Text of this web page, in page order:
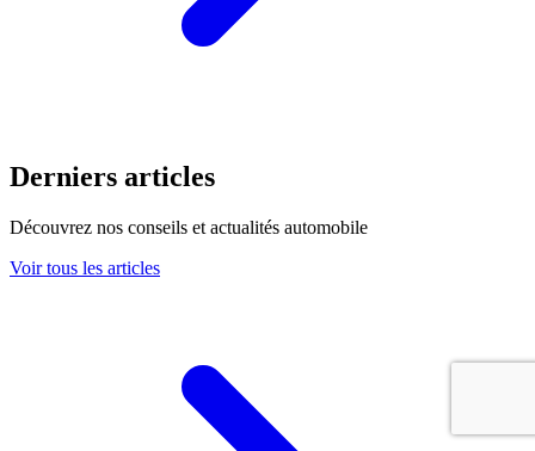
Derniers articles
Découvrez nos conseils et actualités automobile
Voir tous les articles